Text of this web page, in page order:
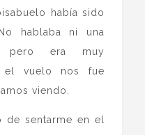
había sido
hablaba ni una
pero era muy
el vuelo nos fue
viendo.
de sentarme en el